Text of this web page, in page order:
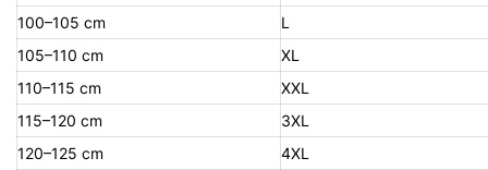
100–105 cm
L
105–110 cm
XL
110–115 cm
XXL
115–120 cm
3XL
120–125 cm
4XL